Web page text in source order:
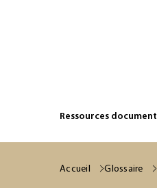
Ressources
Accueil Glossaire